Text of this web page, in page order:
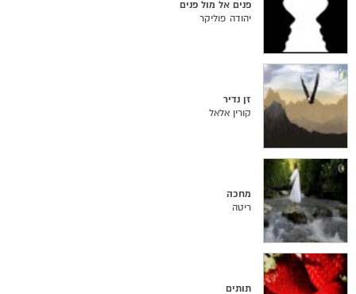
פנים אל מול פנים
יהודה פוליקר
זן נדיר
קורין אלאל
מחכה
ריטה
תותים